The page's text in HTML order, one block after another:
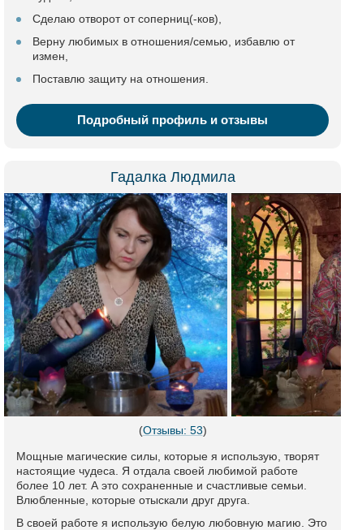
Сделаю отворот от соперниц(-ков),
Верну любимых в отношения/семью, избавлю от
измен,
Поставлю защиту на отношения.
Подробный профиль и отзывы
Гадалка Людмила
(Отзывы: 53)
Мощные магические силы, которые я использую, творят
настоящие чудеса. Я отдала своей любимой работе
более 10 лет. А это сохраненные и счастливые семьи.
Влюбленные, которые отыскали друг друга.
В своей работе я использую белую любовную магию. Это